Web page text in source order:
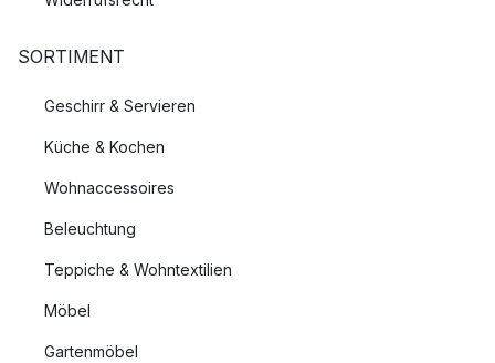
SORTIMENT
Geschirr & Servieren
Küche & Kochen
Wohnaccessoires
Beleuchtung
Teppiche & Wohntextilien
Möbel
Gartenmöbel